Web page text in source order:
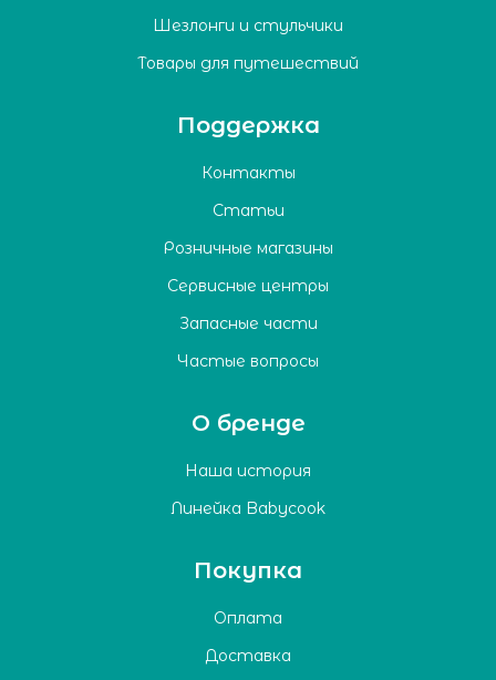
Шезлонги и стульчики
Товары для путешествий
Поддержка
Контакты
Статьи
Розничные магазины
Сервисные центры
Запасные части
Частые вопросы
О бренде
Наша история
Линейка Babycook
Покупка
Оплата
Доставка